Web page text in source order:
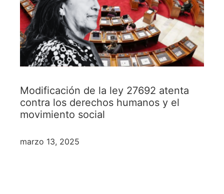
Modificación de la ley 27692 atenta
contra los derechos humanos y el
movimiento social
marzo 13, 2025